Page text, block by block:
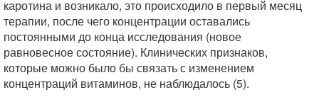
каротина и возникало, это происходило в первый месяц
терапии, после чего концентрации оставались
постоянными до конца исследования (новое
равновесное состояние). Клинических признаков,
которые можно было бы связать с изменением
концентраций витаминов, не наблюдалось (5).